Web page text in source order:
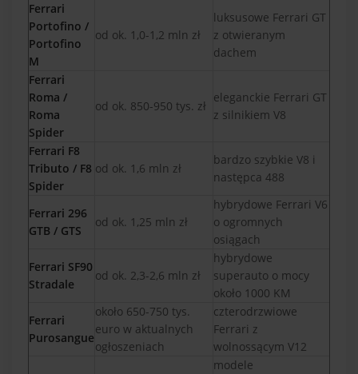
Ferrari
Portofino /
Portofino
M
od ok. 1,0-1,2 mln zł
luksusowe Ferrari GT
z otwieranym
dachem
Ferrari
Roma /
Roma
Spider
od ok. 850-950 tys. zł
eleganckie Ferrari GT
z silnikiem V8
Ferrari F8
Tributo / F8
Spider
od ok. 1,6 mln zł
bardzo szybkie V8 i
następca 488
Ferrari 296
GTB / GTS
od ok. 1,25 mln zł
hybrydowe Ferrari V6
o ogromnych
osiągach
Ferrari SF90
Stradale
od ok. 2,3-2,6 mln zł
hybrydowe
superauto o mocy
około 1000 KM
Ferrari
Purosangue
około 650-750 tys.
euro w aktualnych
ogłoszeniach
czterodrzwiowe
Ferrari z
wolnossącym V12
modele